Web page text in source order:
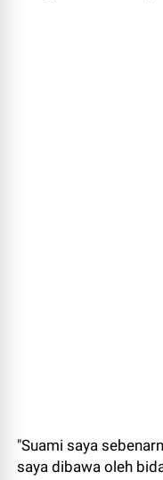
"Suami saya
saya dibawa oleh